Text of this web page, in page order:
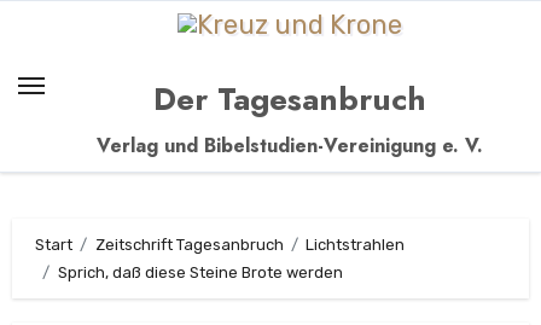
springen
Der Tagesanbruch
Verlag und Bibelstudien-Vereinigung e. V.
Start Zeitschrift Tagesanbruch
Lichtstrahlen
Sprich, daß diese Steine Brote werden